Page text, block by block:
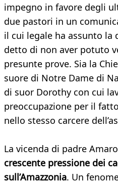
impegno in favore degli
due pastori in un
il cui legale ha assunto la
detto di non aver potuto
presunte prove. Sia la
suore di Notre Dame di
di suor Dorothy con cui
preoccupazione per il
nello stesso carcere
La vicenda di padre
crescente pressione dei
sull’Amazzonia. Un